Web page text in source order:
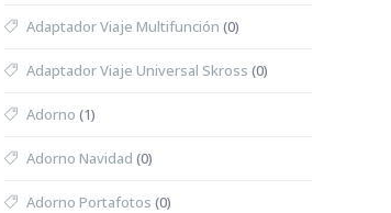
Adaptador Viaje Multifunción (0)
Adaptador Viaje Universal Skross (0)
Adorno (1)
Adorno Navidad (0)
Adorno Portafotos (0)